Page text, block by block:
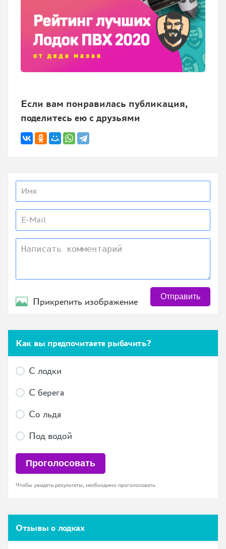
Если вам понравилась публикация,
поделитесь ею с друзьями
Прикрепить изображение Отправить
Как вы предпочитаете рыбачить?
С лодки
С берега
Со льда
Под водой
Чтобы увидеть результаты, необходимо проголосовать.
Отзывы о лодках